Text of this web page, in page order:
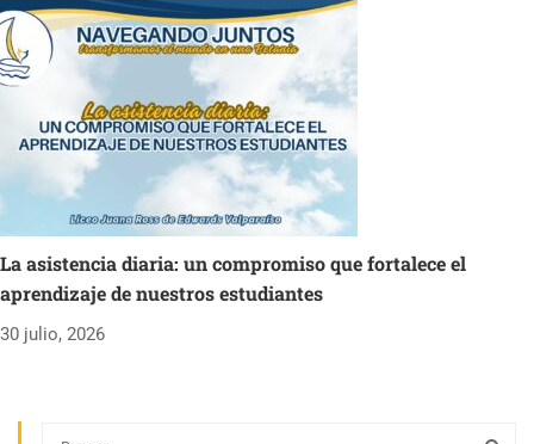
La asistencia diaria: un compromiso que fortalece el
aprendizaje de nuestros estudiantes
30 julio, 2026